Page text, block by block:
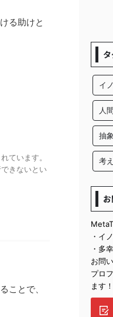
る助けと
ています。
きないとい
ことで、
イ
人
抽
考
・イ
・多
お問
プロ
ます！